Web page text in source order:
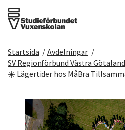
Det här gör vi
Sök kurser och
Startsida / Avdelningar /
SV Regionförbund Västra Götaland
☀️ Lägertider hos MåBra